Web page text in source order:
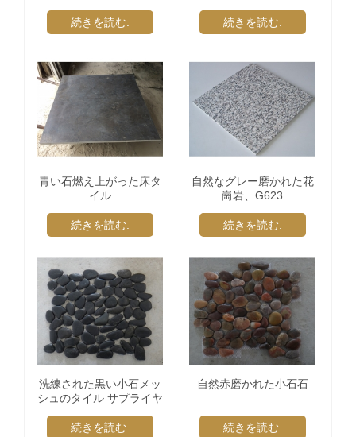
続きを読む. 続きを読む.
青い石燃え上がった床タ
イル
続きを読む.
自然なグレー磨かれた花
崗岩、G623
続きを読む.
洗練された黒い小石メッ
シュのタイル サプライヤ
続きを読む.
自然赤磨かれた小石石
続きを読む.